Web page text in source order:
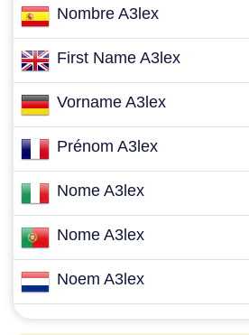
Nombre A3lex
First Name A3lex
Vorname A3lex
Prénom A3lex
Nome A3lex
Nome A3lex
Noem A3lex